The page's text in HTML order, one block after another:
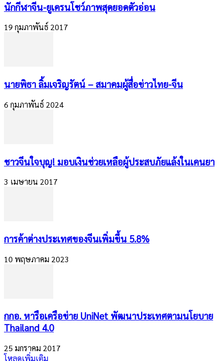
นักกีฬาจีน-ยูเครนโชว์ภาพสุดยอดตัวอ่อน
19 กุมภาพันธ์ 2017
นายพิธา ลิ้มเจริญรัตน์ – สมาคมผู้สื่อข่าวไทย-จีน
6 กุมภาพันธ์ 2024
​ชาวจีนใจบุญ! มอบเงินช่วยเหลือผู้ประสบภัยแล้งในเคนยา
3 เมษายน 2017
การค้าต่างประเทศของจีนเพิ่มขึ้น 5.8%
10 พฤษภาคม 2023
กกอ. หารือเครือข่าย UniNet พัฒนาประเทศตามนโยบาย
Thailand 4.0
25 มกราคม 2017
โหลดเพิ่มเติม